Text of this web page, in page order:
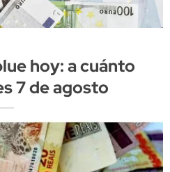
hoy: a cuánto
7 de agosto